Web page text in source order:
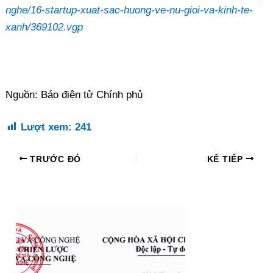
nghe/16-startup-xuat-sac-huong-ve-nu-gioi-va-kinh-te-
xanh/369102.vgp
Nguồn: Báo điện tử Chính phủ
Lượt xem: 241
TRƯỚC ĐÓ KẾ TIẾP